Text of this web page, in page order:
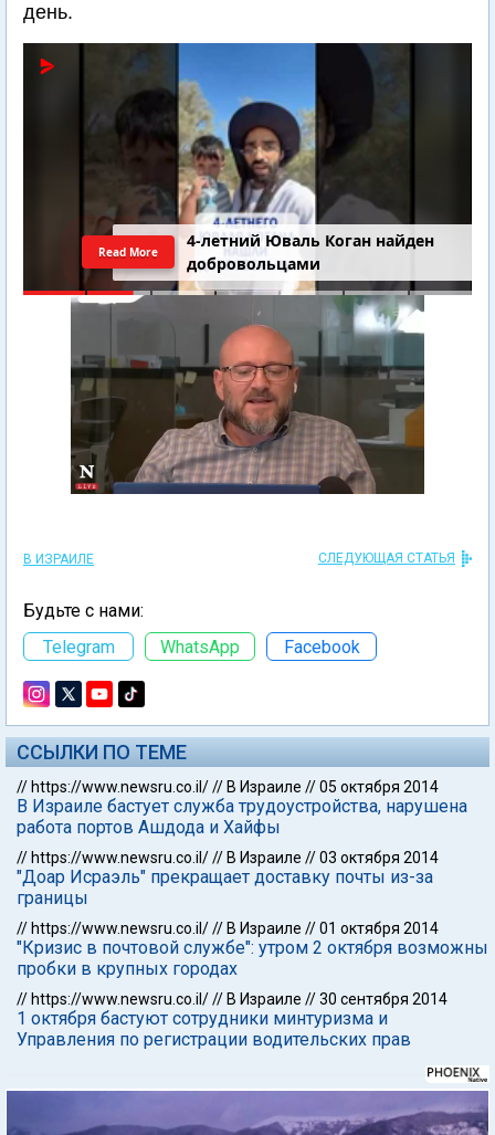
день.
4-летний Юваль Коган найден
добровольцами
Read More
В ИЗРАИЛЕ СЛЕДУЮЩАЯ СТАТЬЯ
Будьте с нами:
Telegram
WhatsApp Facebook
ССЫЛКИ ПО ТЕМЕ
// https://www.newsru.co.il/// В Израиле //05 октября 2014
В Израиле бастует служба трудоустройства, нарушена
работа портов Ашдода и Хайфы
// https://www.newsru.co.il/// В Израиле //03 октября 2014
"Доар Исраэль" прекращает доставку почты из-за
границы
// https://www.newsru.co.il/// В Израиле //01 октября 2014
"Кризис в почтовой службе": утром 2 октября возможны
пробки в крупных городах
// https://www.newsru.co.il/// В Израиле //30 сентября 2014
1 октября бастуют сотрудники минтуризма и
Управления по регистрации водительских прав